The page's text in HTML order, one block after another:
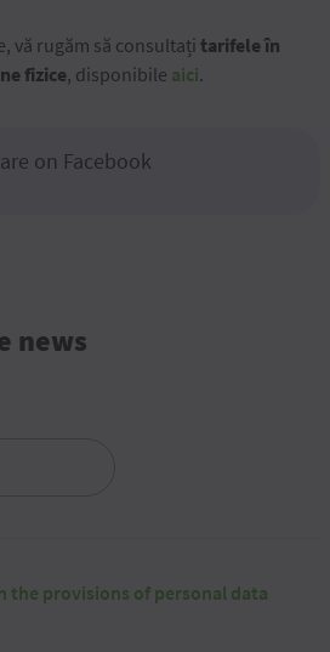
vă rugăm să consultați tarifele în
fizice, disponibile aici.
on Facebook
news
the provisions of personal data